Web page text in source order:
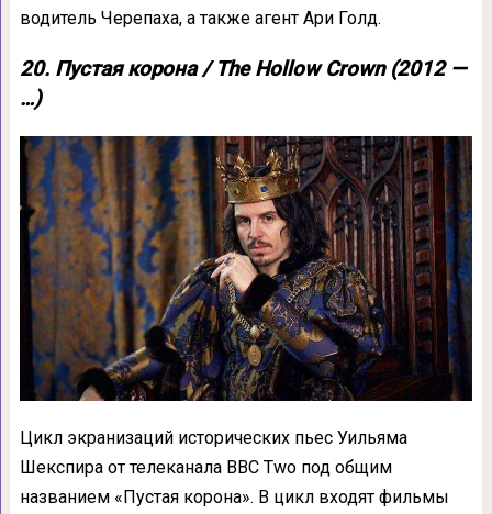
водитель Черепаха, а также агент Ари Голд.
20. Пустая корона / The Hollow Crown (2012 —
…)
Цикл экранизаций исторических пьес Уильяма
Шекспира от телеканала ВВС Two под общим
названием «Пустая корона». В цикл входят фильмы